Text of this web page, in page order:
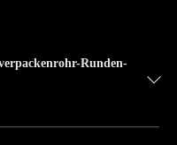
Runden-